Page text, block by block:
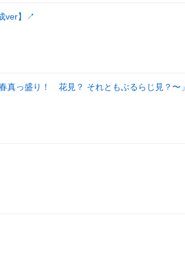
】 ↗
っ盛り！ 花見？ それともぶるらじ見？〜」